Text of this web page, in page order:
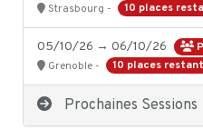
Strasbourg -
10 places
05/10/26 → 06/10/26
Grenoble -
10 places
Prochaines Sessions